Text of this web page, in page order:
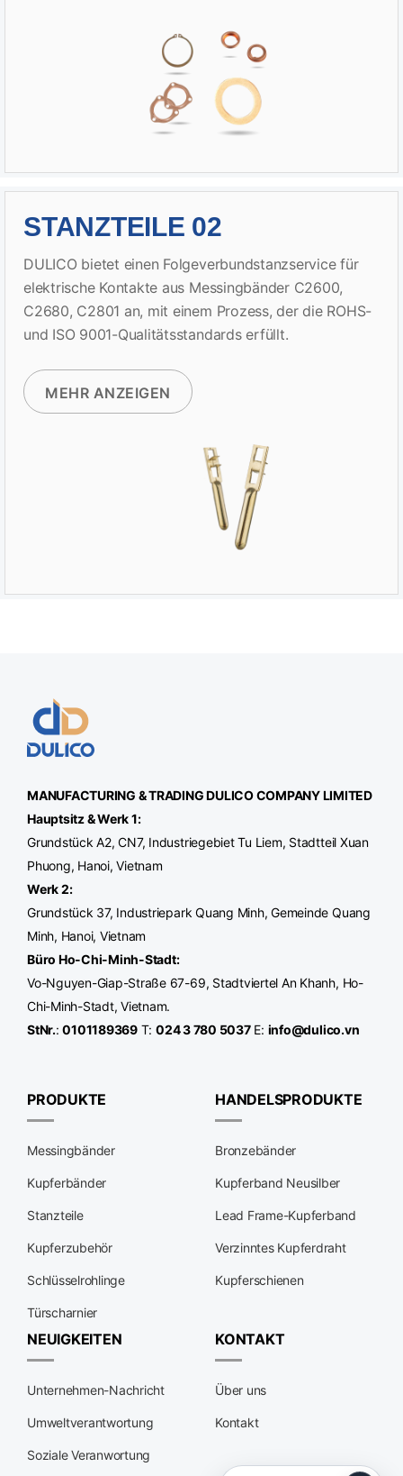
STANZTEILE 02
DULICO bietet einen Folgeverbundstanzservice für
elektrische Kontakte aus Messingbänder C2600,
C2680, C2801 an, mit einem Prozess, der die ROHS-
und ISO 9001-Qualitätsstandards erfüllt.
MEHR ANZEIGEN
MANUFACTURING & TRADINGDULICOCOMPANY LIMITED
Hauptsitz & Werk 1:
Grundstück A2, CN7, Industriegebiet Tu Liem, Stadtteil Xuan
Phuong, Hanoi, Vietnam
Werk2:
Grundstück 37, Industriepark Quang Minh, Gemeinde Quang
Minh, Hanoi, Vietnam
Büro Ho-Chi-Minh-Stadt:
Vo-Nguyen-Giap-Straße 67-69, Stadtviertel An Khanh, Ho-
Chi-Minh-Stadt, Vietnam.
StNr.:0101189369T: 024 3 780 5037E: info@dulico.vn
PRODUKTE
Messingbänder
Kupferbänder
Stanzteile
Kupferzubehör
Schlüsselrohlinge
Türscharnier
HANDELSPRODUKTE
Bronzebänder
Kupferband Neusilber
Lead Frame-Kupferband
Verzinntes Kupferdraht
Kupferschienen
NEUIGKEITEN
Unternehmen-Nachricht
Umweltverantwortung
Soziale Veranwortung
KONTAKT
Über uns
Kontakt